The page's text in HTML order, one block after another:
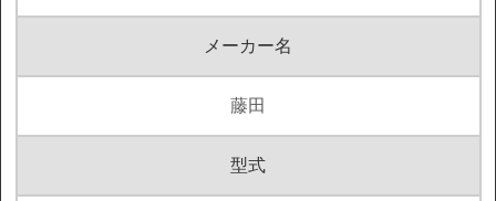
メーカー名
藤田
型式